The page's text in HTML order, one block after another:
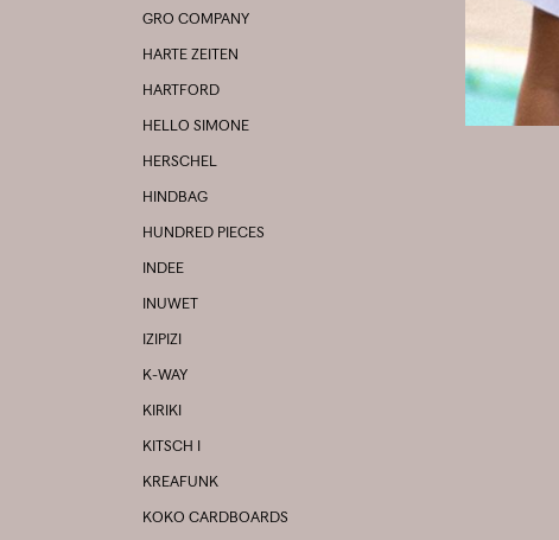
GRO COMPANY
HARTE ZEITEN
HARTFORD
HELLO SIMONE
HERSCHEL
HINDBAG
HUNDRED PIECES
INDEE
INUWET
IZIPIZI
K-WAY
KIRIKI
KITSCH I
KREAFUNK
KOKO CARDBOARDS